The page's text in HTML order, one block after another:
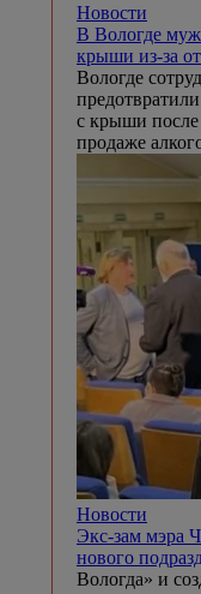
Новости
В Вологде
крыши из-за
Вологде
с крыши после
продаже
Новости
Экс-зам мэра
нового
Вологда» и